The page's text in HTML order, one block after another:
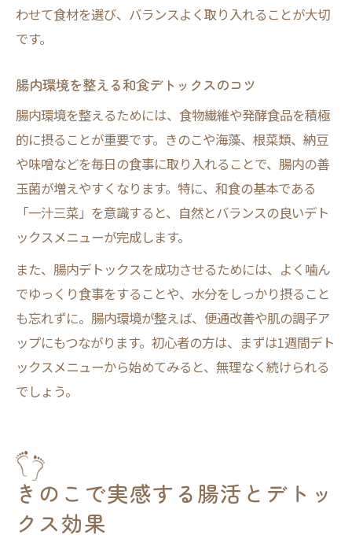
わせて食材を選び、バランスよく取り入れることが大切
です。
腸内環境を整える和食デトックスのコツ
腸内環境を整えるためには、食物繊維や発酵食品を積極
的に摂ることが重要です。きのこや海藻、根菜類、納豆
や味噌などを毎日の食事に取り入れることで、腸内の善
玉菌が増えやすくなります。特に、和食の基本である
「一汁三菜」を意識すると、自然とバランスの良いデト
ックスメニューが完成します。
また、腸内デトックスを成功させるためには、よく噛ん
でゆっくり食事をすることや、水分をしっかり摂ること
も忘れずに。腸内環境が整えば、便通改善や肌の調子ア
ップにもつながります。初心者の方は、まずは1週間デト
ックスメニューから始めてみると、無理なく続けられる
でしょう。
きのこで実感する腸活とデトッ
クス効果